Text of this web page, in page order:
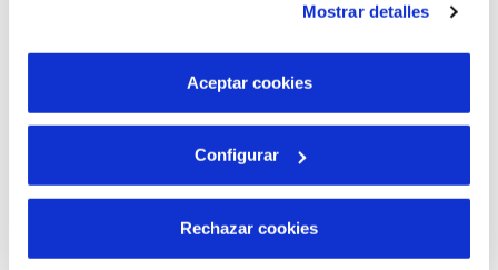
son indispensables para que el sitio web funcione y que
por tanto no se pueden desactivar. Puedes consultar
más información en nuestraPolítica de Cookies
Mostrar detalles
Aceptar cookies
Configurar
Rechazar cookies
Aquae STEM